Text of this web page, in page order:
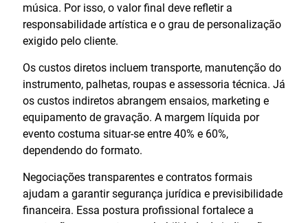
música. Por isso, o valor final deve refletir a
responsabilidade artística e o grau de personalização
exigido pelo cliente.
Os custos diretos incluem transporte, manutenção do
instrumento, palhetas, roupas e assessoria técnica. Já
os custos indiretos abrangem ensaios, marketing e
equipamento de gravação. A margem líquida por
evento costuma situar-se entre 40% e 60%,
dependendo do formato.
Negociações transparentes e contratos formais
ajudam a garantir segurança jurídica e previsibilidade
financeira. Essa postura profissional fortalece a